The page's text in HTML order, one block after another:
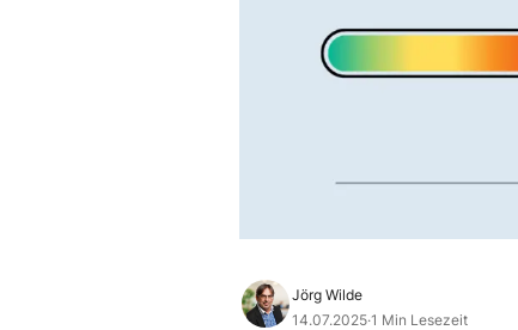
Jörg Wilde
14.07.2025·1 Min Lesezeit